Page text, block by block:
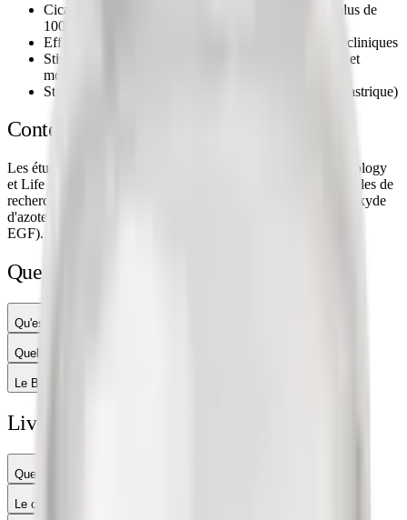
Cicatrisation des tendons et ligaments étudiée dans plus de
100 publications peer-reviewed
Effets gastro-intestinaux étudiés dans les modèles précliniques
Stimulation des facteurs de croissance (VEGF, EGF) et
modulation du monoxyde d'azote observées in vitro
Stabilité en milieu acide (résistance à la dégradation gastrique)
Contexte scientifique
Les études publiées dans des revues comme Journal of Physiology
et Life Sciences examinent le rôle du BPC-157 dans les modèles de
recherche préclinique, notamment sur la modulation du monoxyde
d'azote (NO) et l'expression de facteurs de croissance (VEGF,
EGF).
Questions sur ce produit
Qu'est-ce que le BPC-157 ?
Quelle est la différence entre BPC-157 et TB-500 ?
Le BPC-157 est-il stable ?
Livraison, paiement & usage
Quel est le délai de livraison ?
Le colis est-il discret ?